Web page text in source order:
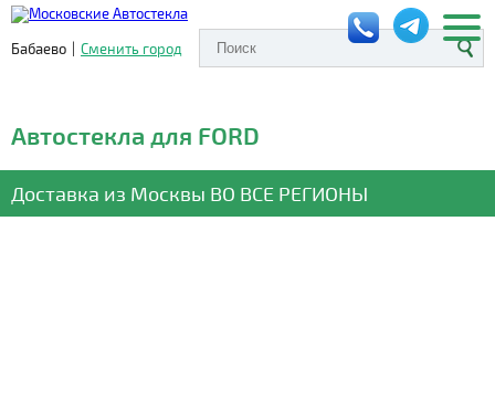
Бабаево | Сменить город
Автостекла для FORD
Доставка из Москвы ВО ВСЕ РЕГИОНЫ